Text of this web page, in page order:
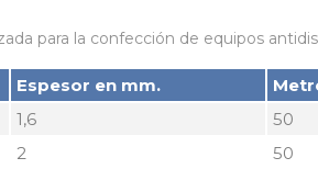
para la confección de equipos
Espesor en mm.
1,6
50
2
50